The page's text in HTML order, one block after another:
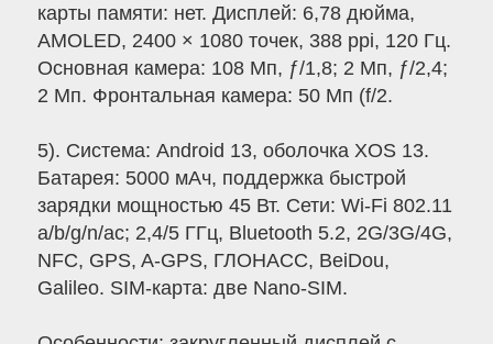
карты памяти: нет. Дисплей: 6,78 дюйма,
AMOLED, 2400 × 1080 точек, 388 ppi, 120 Гц.
Основная камера: 108 Мп, ƒ/1,8; 2 Мп, ƒ/2,4;
2 Мп. Фронтальная камера: 50 Мп (f/2.
5). Система: Android 13, оболочка XOS 13.
Батарея: 5000 мАч, поддержка быстрой
зарядки мощностью 45 Вт. Сети: Wi-Fi 802.11
a/b/g/n/ac; 2,4/5 ГГц, Bluetooth 5.2, 2G/3G/4G,
NFC, GPS, A-GPS, ГЛОНАСС, BeiDou,
Galileo. SIM-карта: две Nano-SIM.